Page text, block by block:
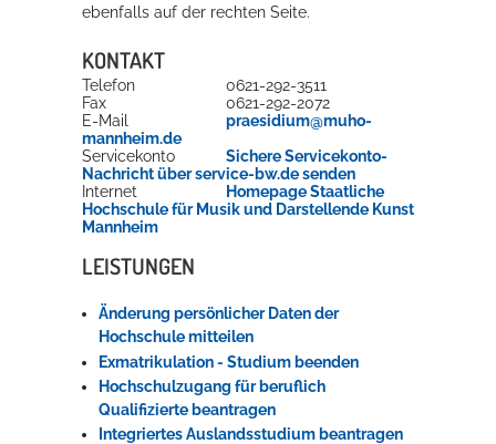
ebenfalls auf der rechten Seite.
KONTAKT
Telefon
0621-292-3511
Fax
0621-292-2072
E-Mail
praesidium@muho-
mannheim.de
Servicekonto
Sichere Servicekonto-
Nachricht über service-bw.de senden
Internet
Homepage Staatliche
Hochschule für Musik und Darstellende Kunst
Mannheim
LEISTUNGEN
Änderung persönlicher Daten der
Hochschule mitteilen
Exmatrikulation - Studium beenden
Hochschulzugang für beruflich
Qualifizierte beantragen
Integriertes Auslandsstudium beantragen